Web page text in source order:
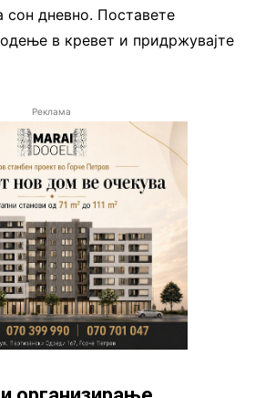
сон дневно. Поставете
в кревет и придржувајте
Реклама